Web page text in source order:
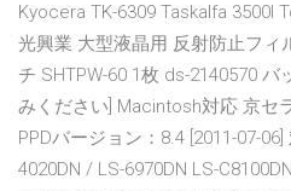
Kyocera TK-6309 Taskalfa 3500I
光興業 大型液晶用 反射防止フィ
チ SHTPW-60 1枚 ds-2140570
みください] Macintosh対応 京セ
PPDバージョン：8.4 [2011-07-
4020DN / LS-6970DN LS-